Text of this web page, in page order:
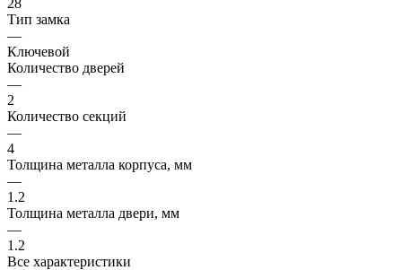
Тип замка
—
Ключевой
Количество дверей
—
2
Количество секций
—
4
Толщина металла корпуса, мм
—
1.2
Толщина металла двери, мм
—
1.2
Все характеристики